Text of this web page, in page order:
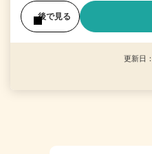
後で見る
更新日